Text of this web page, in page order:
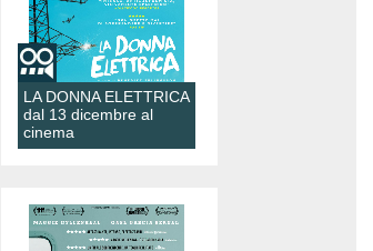
LA DONNA ELETTRICA
dal 13 dicembre al
cinema